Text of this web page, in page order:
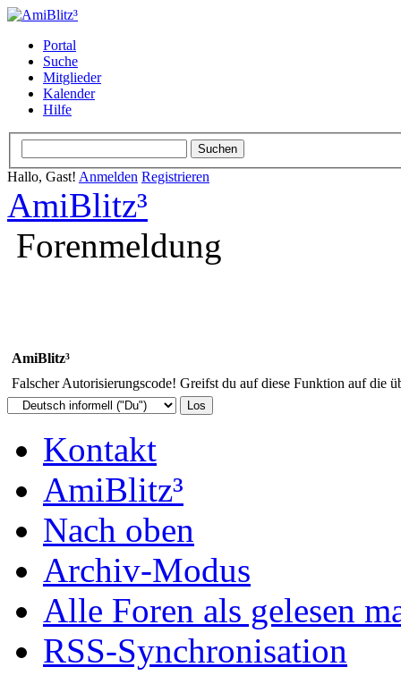
Portal
Suche
Mitglieder
Kalender
Hilfe
Hallo, Gast! Anmelden Registrieren
AmiBlitz³
Forenmeldung
AmiBlitz³
Falscher Autorisierungscode! Greifst du auf diese Funktion auf die
Kontakt
AmiBlitz³
Nach oben
Archiv-Modus
Alle Foren als gelesen
RSS-Synchronisation